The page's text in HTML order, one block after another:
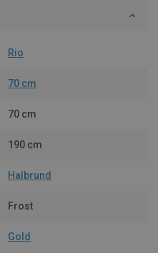
Rio
70 cm
70 cm
190 cm
Halbrund
Frost
Gold